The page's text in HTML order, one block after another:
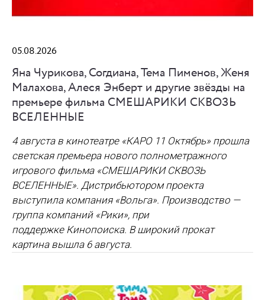
05.08.2026
Яна Чурикова, Согдиана, Тема Пименов, Женя
Малахова, Алеся Энберт и другие звёзды на
премьере фильма СМЕШАРИКИ СКВОЗЬ
ВСЕЛЕННЫЕ
4 августа в кинотеатре «КАРО 11 Октябрь» прошла
светская премьера нового полнометражного
игрового фильма «СМЕШАРИКИ СКВОЗЬ
ВСЕЛЕННЫЕ». Дистрибьютором проекта
выступила компания «Вольга». Производство —
группа компаний «Рики», при
поддержке Кинопоиска. В широкий прокат
картина вышла 6 августа.